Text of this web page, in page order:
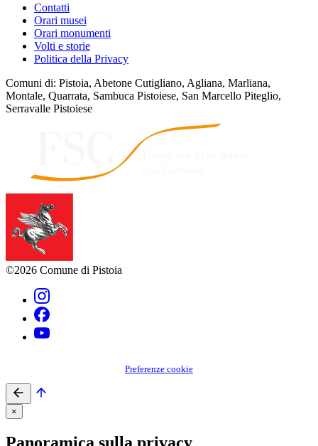
Contatti
Orari musei
Orari monumenti
Volti e storie
Politica della Privacy
Comuni di: Pistoia, Abetone Cutigliano, Agliana, Marliana,
Montale, Quarrata, Sambuca Pistoiese, San Marcello Piteglio,
Serravalle Pistoiese
©2026 Comune di Pistoia
Preferenze cookie
×
Panoramica sulla privacy